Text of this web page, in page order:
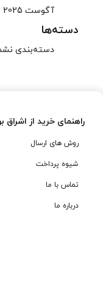
آگوست 2025
دسته‌ها
دسته‌بندی
راهنمای خرید از اشراق
روش های ارسال
شیوه پرداخت
تماس با ما
درباره ما